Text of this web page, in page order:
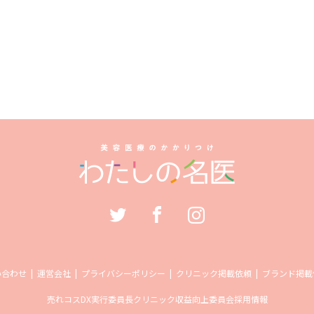
わせ 運営会社 プライバシーポリシー クリニック掲載依頼 ブランド掲
売れコスDX実行委員長クリニック収益向上委員会採用情報